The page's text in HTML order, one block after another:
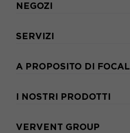
NEGOZI
SERVIZI
A PROPOSITO DI FOCAL
I NOSTRI PRODOTTI
VERVENT GROUP